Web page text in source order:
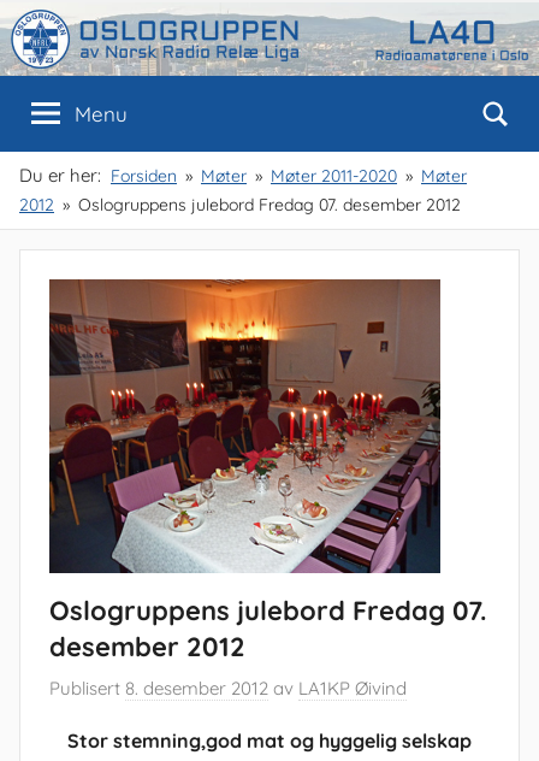
Skip
to
content
Oslogruppen
av
NRRL
Oslo
Menu
Du er her: Forsiden Møter Møter 2011-2020
Møter
2012
Oslogruppens julebord Fredag 07. desember 2012
Oslogruppens julebord Fredag 07.
desember 2012
Publisert 8. desember 2012 av LA1KP Øivind
Stor stemning,god mat og hyggelig selskap